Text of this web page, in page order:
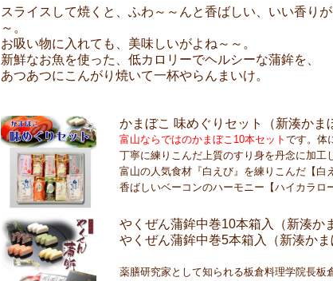
スライスして焼くと、ふわ～～んと香ばしい、いい香り
～。
お吸い物に入れても、美味しいがよね～～。
新鮮なお魚を使った、低カロリーでヘルシーな蒲鉾を、
あつあつにこんがり焼いて一杯やらんまいけ。
かまぼこ 味めぐりセット（新湊かま
富山ならではのかまぼこ10本セット です。体
丁寧に練りこんだ上質のすり身を丹念に加工
富山の人気食材『白えび』を練りこんだ【白
香ばしいベーコンのハーモニー【ハイカラロ
やくぜん蒲鉾中巻10本箱入（新湊か
やくぜん蒲鉾中巻5本箱入（新湊かま
薬膳研究家として知られる板倉料理学院長板